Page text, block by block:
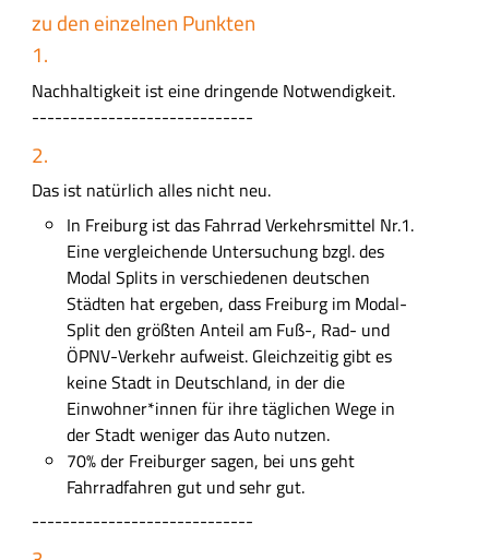
r
g
e
b
n
b
M
a
zu den einzelnen Punkten
1.
Nachhaltigkeit ist eine dringende Notwendigkeit.
-----------------------------
2.
Das ist natürlich alles nicht neu.
In Freiburg ist das Fahrrad Verkehrsmittel Nr.1.
Eine vergleichende Untersuchung bzgl. des
Modal Splits in verschiedenen deutschen
Städten hat ergeben, dass Freiburg im Modal-
Split den größten Anteil am Fuß-, Rad- und
ÖPNV-Verkehr aufweist. Gleichzeitig gibt es
keine Stadt in Deutschland, in der die
Einwohner*innen für ihre täglichen Wege in
der Stadt weniger das Auto nutzen.
70% der Freiburger sagen, bei uns geht
Fahrradfahren gut und sehr gut.
-----------------------------